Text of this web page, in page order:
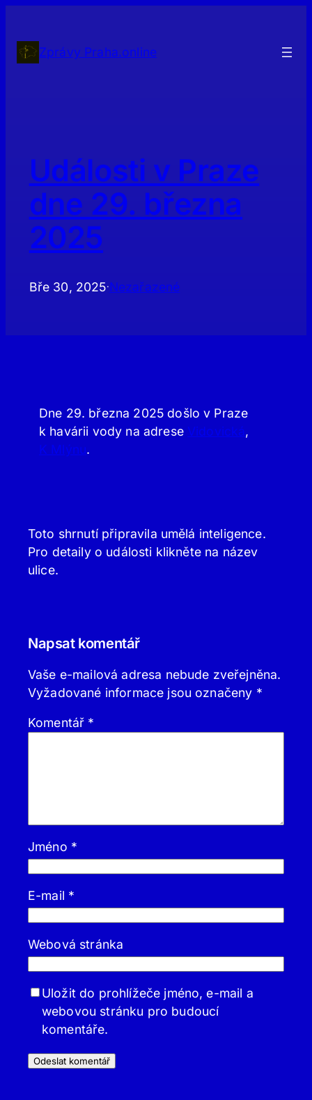
obsahZprávy Praha.online
Události v Praze
dne 29. března
2025
Bře 30, 2025·Nezařazené
Dne 29. března 2025 došlo v Praze
k havárii vody na adrese Vidovická,
K Mlýnu.
Toto shrnutí připravila umělá inteligence.
Pro detaily o události klikněte na název
ulice.
Napsat komentář
Vaše e-mailová adresa nebude zveřejněna.
Vyžadované informace jsou označeny *
Komentář *
Jméno *
E-mail *
Webová stránka
Uložit do prohlížeče jméno, e-mail a
webovou stránku pro budoucí
komentáře.